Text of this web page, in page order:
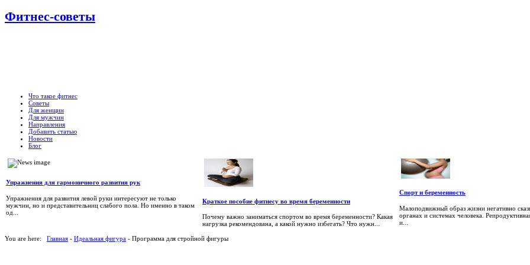
Фитнес-советы
Что такое фитнес
Советы
Для женщин
Для мужчин
Направления
Добавить статью
Новости
Блог
Упражнения для гармоничного развития рук
Упражнения для развития левой руки интересуют не только
мужчин, но и представительниц слабого пола. Но именно в таком
од...
Краткое пособие фитнесу во время беременности
Почему важно заниматься спортом во время беременности? Какая
нагрузка рекомендована, а какой нужно избегать? Что нужн...
Спорт и беременность
Малоподвижный образ жизни негативно
органах и системах человека.
и...
You are here: Главная - Идеальная фигура - Программа для стройной фигуры